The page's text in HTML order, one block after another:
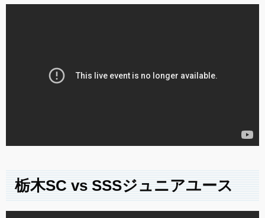
栃木SC vs SSSジュニアユース